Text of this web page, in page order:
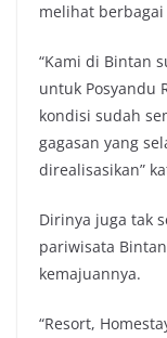
melihat
“Kami di Bintan
untuk Posyandu
kondisi sudah
gagasan yang
direalisasikan”
Dirinya juga tak
pariwisata
kemajuannya.
“Resort,